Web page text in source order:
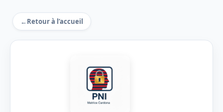
←Retour à l’accueil